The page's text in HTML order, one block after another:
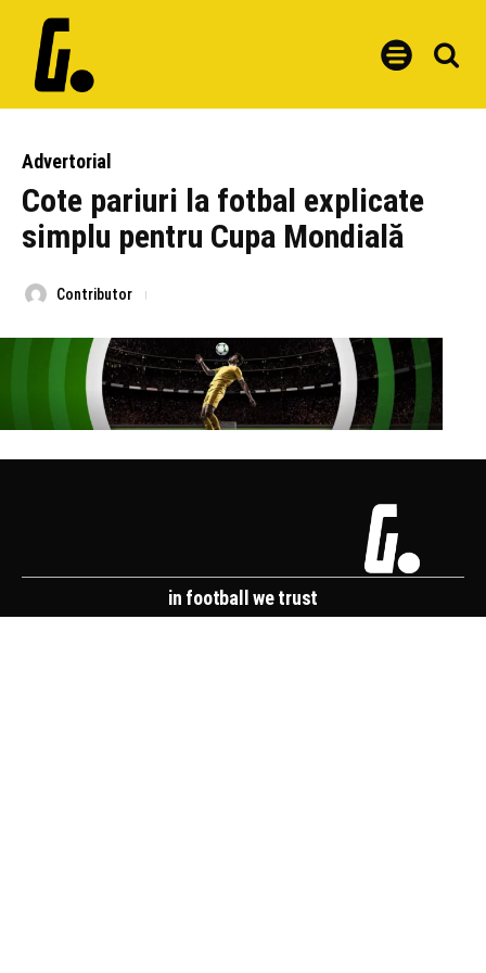
Advertorial
Cote pariuri la fotbal explicate
simplu pentru Cupa Mondială
Contributor
in football we trust